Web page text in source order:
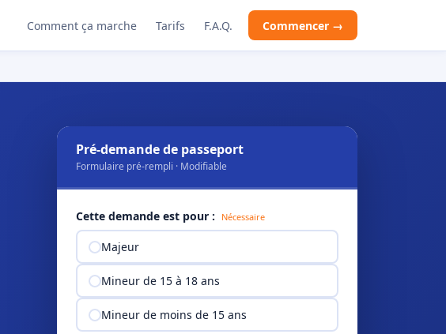
Comment ça marche Tarifs F.A.Q. Commencer →
Pré-demande de passeport
Formulaire pré-rempli · Modifiable
Cette demande est pour : Nécessaire
Majeur
Mineur de 15 à 18 ans
Mineur de moins de 15 ans